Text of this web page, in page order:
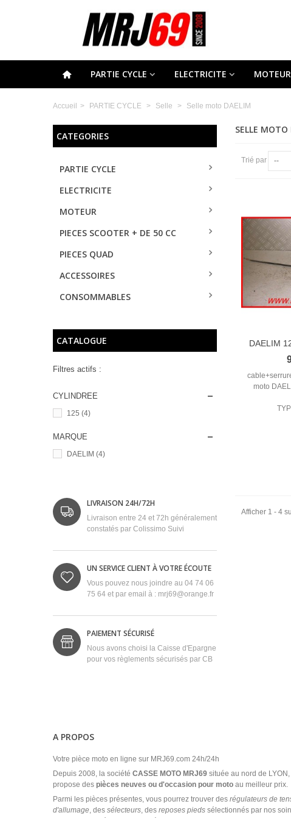
PARTIE CYCLE ELECTRICITE MOTEUR
Accueil > PARTIE CYCLE > Selle > Selle moto DAELIM
CATEGORIES
PARTIE CYCLE
ELECTRICITE
MOTEUR
PIECES SCOOTER + DE 50 CC
PIECES QUAD
ACCESSOIRES
CONSOMMABLES
CATALOGUE
Filtres actifs :
CYLINDREE
125 (4)
MARQUE
DAELIM (4)
LIVRAISON 24H/72H
Livraison entre 24 et 72h généralement
constatés par Colissimo Suivi
UN SERVICE CLIENT À VOTRE ÉCOUTE
Vous pouvez nous joindre au 04 74 06
75 64 et par email à : mrj69@orange.fr
PAIEMENT SÉCURISÉ
Nous avons choisi la Caisse d'Epargne
pour vos règlements sécurisés par CB
SELLE MOTO
Trié par --
DAELIM
moto
Afficher 1 - 4
A PROPOS
Votre pièce moto en ligne sur MRJ69.com 24h/24h
Depuis 2008, la société CASSE MOTO MRJ69 située au nord de
propose des pièces neuves ou d'occasion pour moto au meilleur prix.
Parmi les pièces présentes, vous pourrez trouver des régulateurs de
d'allumage , des sélecteurs , des reposes pieds sélectionnés par nos